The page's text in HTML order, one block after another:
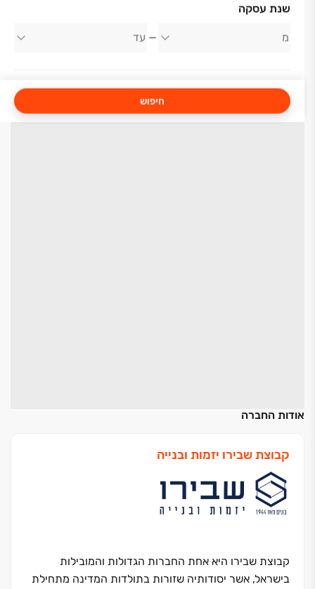
שנת עסקה
חיפוש
אודות החברה
קבוצת שבירו יזמות ובנייה
קבוצת שבירו היא אחת החברות הגדולות והמובילות
בישראל, אשר יסודותיה שזורות בתולדות המדינה מתחילת